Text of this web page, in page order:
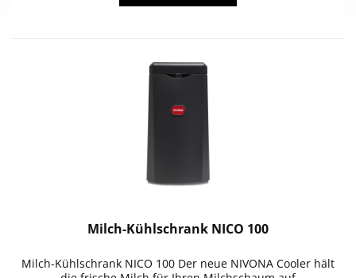
Milch-Kühlschrank NICO 100
Milch-Kühlschrank NICO 100 Der neue NIVONA Cooler hält